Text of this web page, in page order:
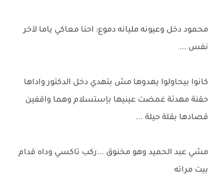
محمود دخل وعيونه مليانه دموع: احنا معاكي ياما لآخر
نفس ...
كانوا بيحاولوا يهدوها مش بتهدي دخل الدكتور واداها
حقنة مهدئة غمضت عينيها بإستسلام وهما واقفين
قصادها بقلة حيلة ...
مشي عبد الحميد وهو مخنوق ...ركب تاكسي وداه قدام
بيت مراته